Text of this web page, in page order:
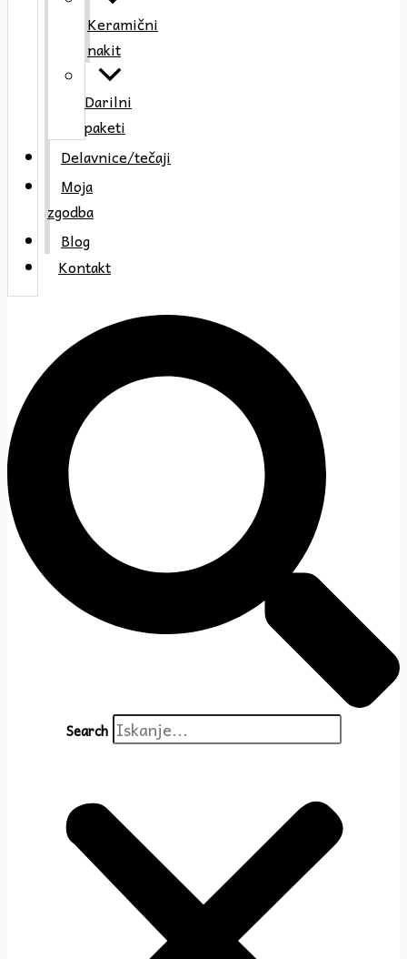
Keramični
nakit
Darilni
paketi
Delavnice/tečaji
Moja
zgodba
Blog
Kontakt
Search